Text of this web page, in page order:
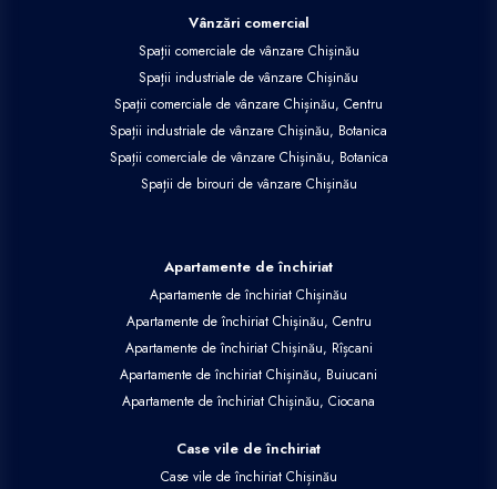
Vânzări comercial
Spații comerciale de vânzare Chișinău
Spații industriale de vânzare Chișinău
Spații comerciale de vânzare Chișinău, Centru
Spații industriale de vânzare Chișinău, Botanica
Spații comerciale de vânzare Chișinău, Botanica
Spații de birouri de vânzare Chișinău
Apartamente de închiriat
Apartamente de închiriat Chișinău
Apartamente de închiriat Chișinău, Centru
Apartamente de închiriat Chișinău, Rîșcani
Apartamente de închiriat Chișinău, Buiucani
Apartamente de închiriat Chișinău, Ciocana
Case vile de închiriat
Case vile de închiriat Chișinău